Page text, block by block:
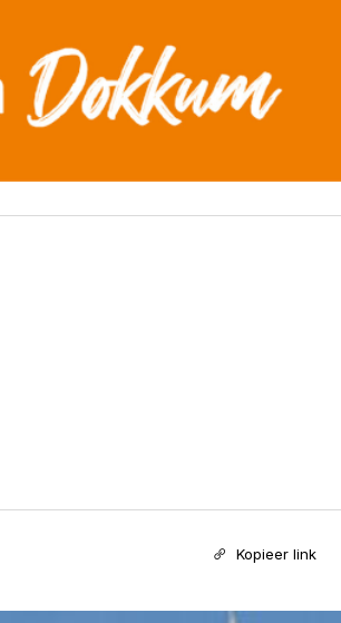
Kopieer link